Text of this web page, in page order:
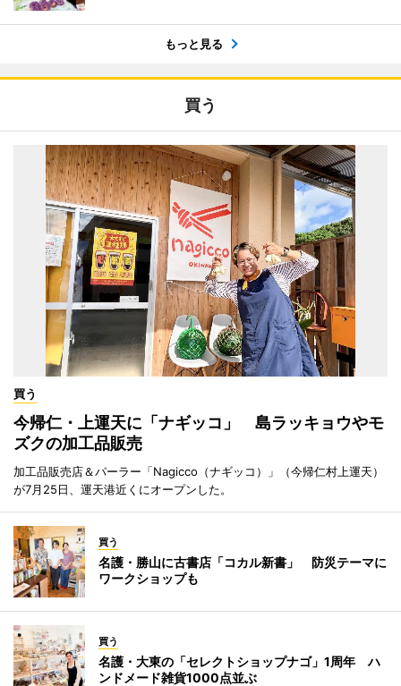
もっと見る
買う
買う
今帰仁・上運天に「ナギッコ」 島ラッキョウやモ
ズクの加工品販売
加工品販売店＆パーラー「Nagicco（ナギッコ）」（今帰仁村上運天）
が7月25日、運天港近くにオープンした。
買う
名護・勝山に古書店「コカル新書」 防災テーマに
ワークショップも
買う
名護・大東の「セレクトショップナゴ」1周年 ハ
ンドメード雑貨1000点並ぶ